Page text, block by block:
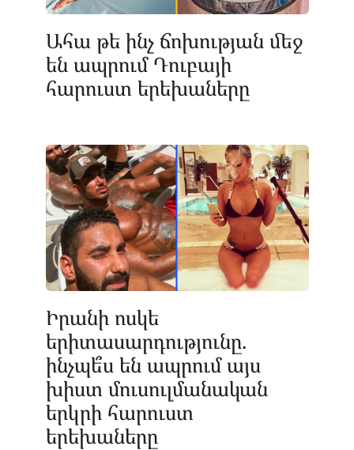
Ահա թե ինչ ճոխության մեջ
են ապրում Դուբայի
հարուստ երեխաները
Իրանի ոսկե
երիտասարդությունը.
ինչպե՞ս են ապրում այս
խիստ մուսուլմանական
երկրի հարուստ
երեխաները